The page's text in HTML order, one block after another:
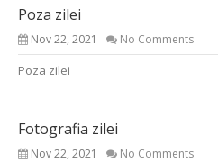
Poza zilei
Nov 22, 2021 No Comments
Poza zilei
Fotografia zilei
Nov 22, 2021 No Comments